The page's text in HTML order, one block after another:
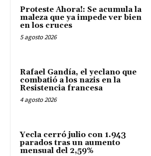
Proteste Ahora!: Se acumula la
maleza que ya impede ver bien
en los cruces
5 agosto 2026
Rafael Gandía, el yeclano que
combatió a los nazis en la
Resistencia francesa
4 agosto 2026
Yecla cerró julio con 1.943
parados tras un aumento
mensual del 2,59%